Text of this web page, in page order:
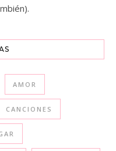
AMOR
CANCIONES